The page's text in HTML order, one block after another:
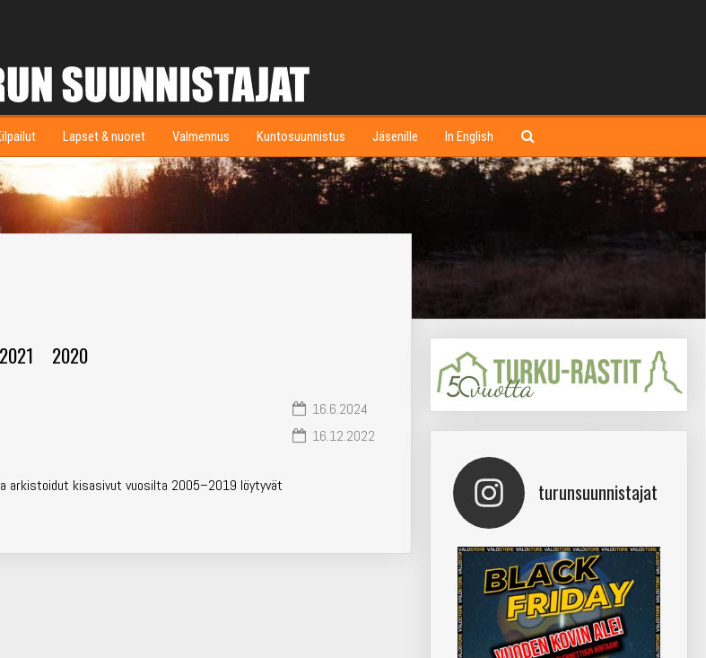
Lapset & nuoret Valmennus Kuntosuunnistus Jäsenille In English
2021 2020
16.6.2024
16.12.2022
arkistoidut kisasivut vuosilta 2005–2019 löytyvät
turunsuunnistajat